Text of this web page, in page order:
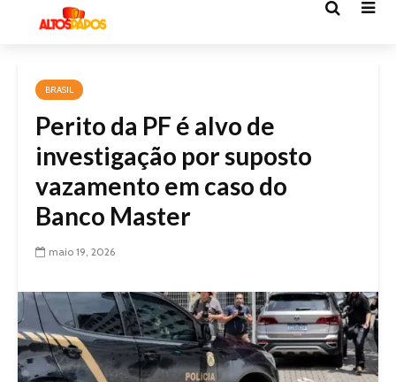
BRASIL
Perito da PF é alvo de
investigação por suposto
vazamento em caso do
Banco Master
maio 19, 2026